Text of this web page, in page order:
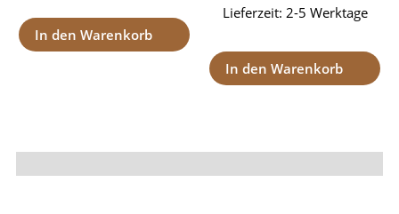
In den Warenkorb
Lieferzeit: 2-5 Werktage
In den Warenkorb